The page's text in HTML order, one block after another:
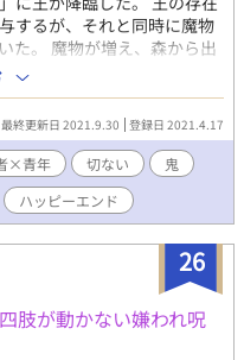
するが、それと同時に魔物
た。 魔物が増え、森から出
の村では魔物の生贄となる
五日で「天使」になる予定
受けて、五日後人型の魔物
ぐ相手である「鬼」は一体
されてしまうかもしれない
係と称する聖職者と共に森
うちは甘さ控えめですがす
ーズですが、他の作品との
ただけます。 童貞処女の青
あんあん甘く啼かされてし
聖職者×青年。総受け。お
首責め／尿道責め／溺愛／
魔物（触手など）も使わ
最終更新日 2021.9.30 登録日 2021.4.17
×青年 切ない
鬼
ハッピーエンド
26
肢が動かない嫌われ呪